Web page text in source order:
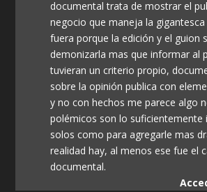
documental trata de mostrar el
negocio que maneja la
fuera porque la edición y el guion
demonizarla mas que informar al
tuvieran un criterio propio,
sobre la opinión publica con
y no con hechos me parece algo
polémicos son lo suficientemente
solos como para agregarle mas
realidad hay, al menos ese fue el
documental.